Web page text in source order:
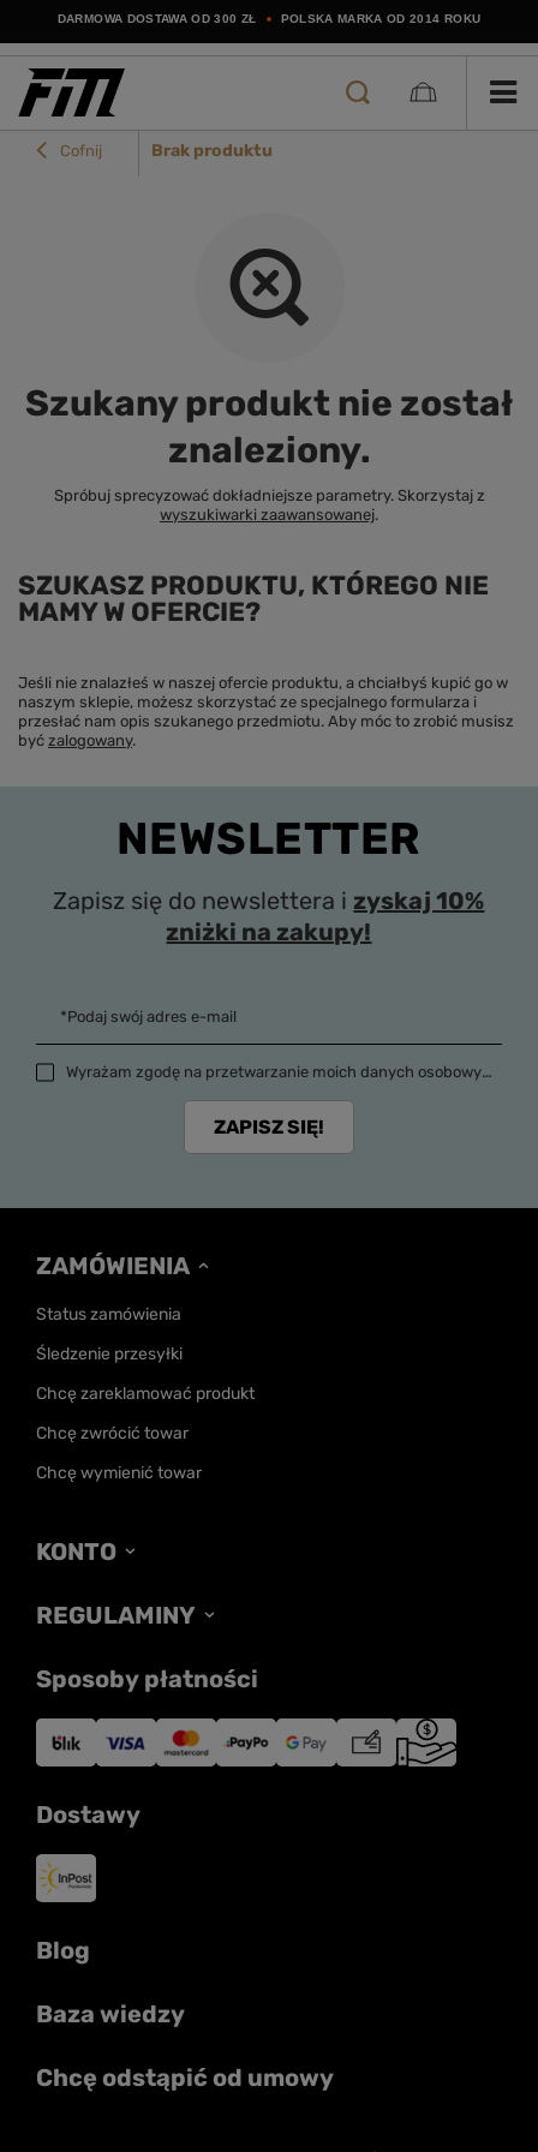
DARMOWA DOSTAWA OD 300 ZŁ POLSKA MARKA OD 2014 ROKU
Cofnij Brak produktu
Szukany produkt nie został
znaleziony.
Spróbuj sprecyzować dokładniejsze parametry. Skorzystaj z
wyszukiwarki zaawansowanej.
SZUKASZ PRODUKTU, KTÓREGO NIE
MAMY W OFERCIE?
Jeśli nie znalazłeś w naszej ofercie produktu, a chciałbyś kupić go w
naszym sklepie, możesz skorzystać ze specjalnego formularza i
przesłać nam opis szukanego przedmiotu. Aby móc to zrobić musisz
być zalogowany.
NEWSLETTER
Zapisz się do newslettera i zyskaj 10%
zniżki na zakupy!
*Podaj swój adres e-mail
Wyrażam zgodę na przetwarzanie moich danych osobowych (adres e-mail) na potrzeby wysyłki newslettera z informacją handlową (marketing). Więcej w
ZAPISZ SIĘ!
ZAMÓWIENIA
Status zamówienia
Śledzenie przesyłki
Chcę zareklamować produkt
Chcę zwrócić towar
Chcę wymienić towar
KONTO
REGULAMINY
Sposoby płatności
Dostawy
Blog
Baza wiedzy
Chcę odstąpić od umowy